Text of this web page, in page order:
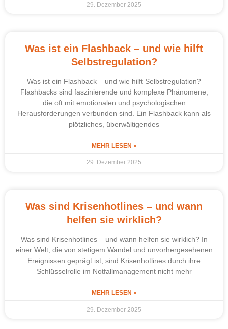
29. Dezember 2025
Was ist ein Flashback – und wie hilft
Selbstregulation?
Was ist ein Flashback – und wie hilft Selbstregulation?
Flashbacks sind faszinierende und komplexe Phänomene,
die oft mit emotionalen und psychologischen
Herausforderungen verbunden sind. Ein Flashback kann als
plötzliches, überwältigendes
MEHR LESEN »
29. Dezember 2025
Was sind Krisenhotlines – und wann
helfen sie wirklich?
Was sind Krisenhotlines – und wann helfen sie wirklich? In
einer Welt, die von stetigem Wandel und unvorhergesehenen
Ereignissen geprägt ist, sind Krisenhotlines durch ihre
Schlüsselrolle im Notfallmanagement nicht mehr
MEHR LESEN »
29. Dezember 2025